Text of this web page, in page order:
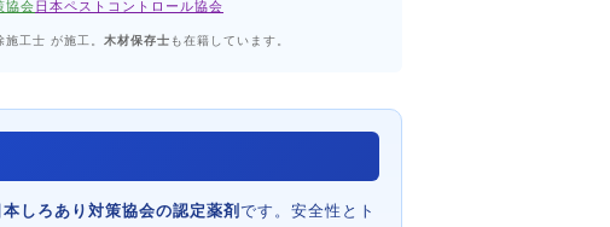
協会日本ペストコントロール協会
工士 が施工。 木材保存士 も在籍しています。
しろあり対策協会の認定薬剤です。安全性とト